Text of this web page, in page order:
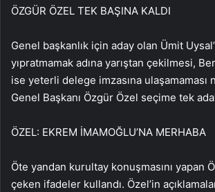
ÖZGÜR ÖZEL TEK BAŞINA KALDI
Genel başkanlık için aday olan Ümit
yıpratmamak adına yarıştan çekilmesi,
ise yeterli delege imzasına ulaşamaması
Genel Başkanı Özgür Özel seçime tek
ÖZEL: EKREM İMAMOĞLU’NA MERHABA
Öte yandan kurultay konuşmasını yapan
çeken ifadeler kullandı. Özel’in